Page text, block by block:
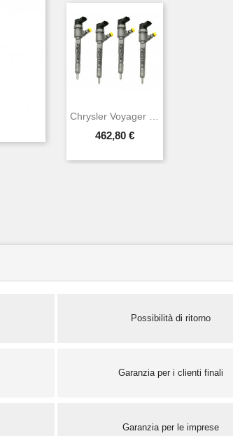
462,80 €
Possibilità di ritorno
Garanzia per i clienti finali
Garanzia per le imprese